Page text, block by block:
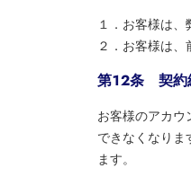
１．お客様は
２．お客様は
第１２条 契
お客様のアカウ
できなくなりま
ます。